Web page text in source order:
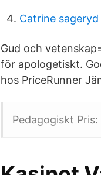
Catrine sageryd
Gud och
för apologetiskt.
hos PriceRunner
Pedagogiskt Pris: